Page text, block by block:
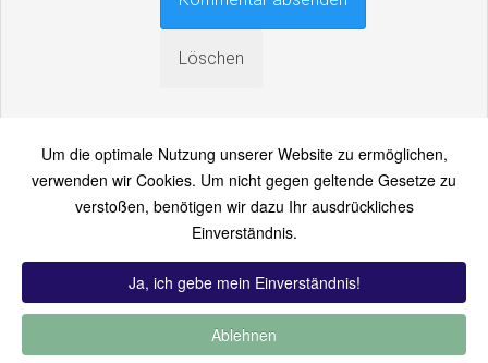
An einen Freund senden
Bitte loggen Sie sich zuerst ein...
Um die optimale Nutzung unserer Website zu ermöglichen,
verwenden wir Cookies. Um nicht gegen geltende Gesetze zu
verstoßen, benötigen wir dazu Ihr ausdrückliches
Einverständnis.
Ja, ich gebe mein Einverständnis!
Ablehnen